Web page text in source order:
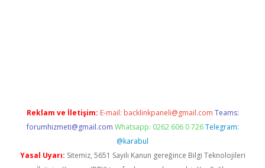
Reklam ve İletişim: E-mail: backlinkpaneli@gmail.com Teams:
forumhizmeti@gmail.com Whatsapp: 0262 606 0 726 Telegram:
@karabul
Yasal Uyarı: Sitemiz, 5651 Sayılı Kanun gereğince Bilgi Teknolojileri